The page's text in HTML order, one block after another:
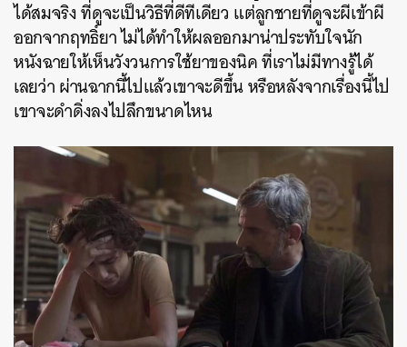
ได้สมจริง ที่ดูจะเป็นวิธีที่ดีทีเดียว แต่ลูกชายที่ดูจะผีเข้าผี
ออกจากฤทธิ์ยา ไม่ได้ทำให้ผลออกมาน่าประทับใจนัก
หนังฉายให้เห็นวังวนการใช้ยาของนิค ที่เราไม่มีทางรู้ได้
เลยว่า ผ่านฉากนี้ไปแล้วเขาจะดีขึ้น หรือหลังจากเรื่องนี้ไป
เขาจะดำดิ่งลงไปลึกขนาดไหน
ค้นหา
SHARE TWEET